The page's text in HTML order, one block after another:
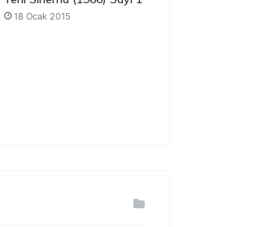
18 Ocak 2015